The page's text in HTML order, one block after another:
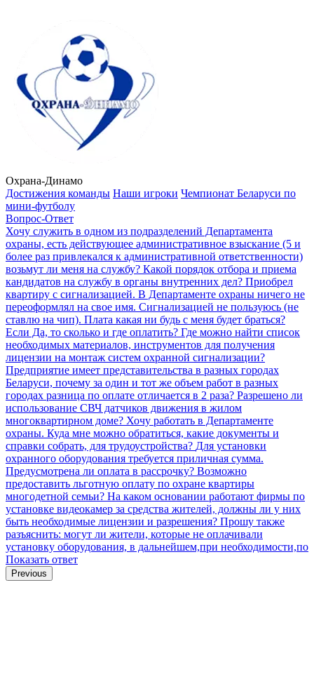
Охрана-Динамо
Достижения команды Наши игроки Чемпионат Беларуси по
мини-футболу
Вопрос-Ответ
Хочу служить в одном из подразделений Департамента
охраны, есть действующее административное взыскание (5 и
более раз привлекался к административной ответственности)
возьмут ли меня на службу? Какой порядок отбора и приема
кандидатов на службу в органы внутренних дел? Приобрел
квартиру с сигнализацией. В Департаменте охраны ничего не
переоформлял на свое имя. Сигнализацией не пользуюсь (не
ставлю на чип). Плата какая ни будь с меня будет браться?
Если Да, то сколько и где оплатить? Где можно найти список
необходимых материалов, инструментов для получения
лицензии на монтаж систем охранной сигнализации?
Предприятие имеет представительства в разных городах
Беларуси, почему за один и тот же объем работ в разных
городах разница по оплате отличается в 2 раза? Разрешено ли
использование СВЧ датчиков движения в жилом
многоквартирном доме? Хочу работать в Департаменте
охраны. Куда мне можно обратиться, какие документы и
справки собрать, для трудоустройства? Для установки
охранного оборудования требуется приличная сумма.
Предусмотрена ли оплата в рассрочку? Возможно
предоставить льготную оплату по охране квартиры
многодетной семьи? На каком основании работают фирмы по
установке видеокамер за средства жителей, должны ли у них
быть необходимые лицензии и разрешения? Прошу также
разъяснить: могут ли жители, которые не оплачивали
установку оборудования, в дальнейшем,при необходимости,по
Показать ответ
Previous